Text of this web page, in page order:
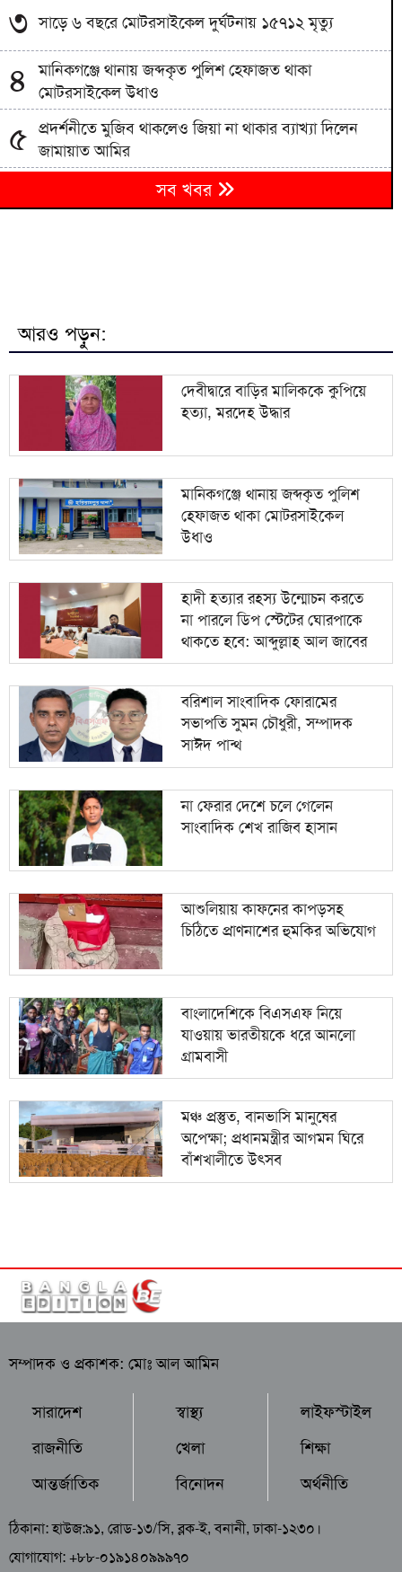
৩ সাড়ে ৬ বছরে মোটরসাইকেল দুর্ঘটনায় ১৫৭১২ মৃত্যু
৪
মানিকগঞ্জে থানায় জব্দকৃত পুলিশ হেফাজত থাকা
মোটরসাইকেল উধাও
৫ প্রদর্শনীতে মুজিব থাকলেও জিয়া না থাকার ব্যাখ্যা দিলেন
জামায়াত আমির
জামায়াতের প্রদর্শনীতে উঠে এলো ছাত্রদল নেতা আবিদের
জুলাইয়ের ভূমিকা
সম্পাদক সাঈদ পান্থ
৯
জামায়াত আমিরের
জ্বালানি খাত অস্থিতিশীল করতে একটি চক্র সক্রিয়:
প্রধানমন্ত্রী
সব খবর
আরও পড়ুন:
দেবীদ্বারে বাড়ির মালিককে কুপিয়ে
হত্যা, মরদেহ উদ্ধার
মানিকগঞ্জে থানায় জব্দকৃত পুলিশ
হেফাজত থাকা মোটরসাইকেল
উধাও
হাদী হত্যার রহস্য উন্মোচন করতে
না পারলে ডিপ স্টেটের ঘোরপাকে
থাকতে হবে: আব্দুল্লাহ আল জাবের
বরিশাল সাংবাদিক ফোরামের
সভাপতি সুমন চৌধুরী, সম্পাদক
সাঈদ পান্থ
না ফেরার দেশে চলে গেলেন
সাংবাদিক শেখ রাজিব হাসান
আশুলিয়ায় কাফনের কাপড়সহ
চিঠিতে প্রাণনাশের হুমকির অভিযোগ
বাংলাদেশিকে বিএসএফ নিয়ে
যাওয়ায় ভারতীয়কে ধরে আনলো
গ্রামবাসী
মঞ্চ প্রস্তুত, বানভাসি মানুষের
অপেক্ষা; প্রধানমন্ত্রীর আগমন ঘিরে
বাঁশখালীতে উৎসব
সম্পাদক ও প্রকাশক: মোঃ আল আমিন
সারাদেশ
রাজনীতি
আন্তর্জাতিক
স্বাস্থ্য
খেলা
বিনোদন
লাইফস্টাইল
শিক্ষা
অর্থনীতি
ঠিকানা: হাউজ:৯১, রোড-১৩/সি, ব্লক-ই, বনানী, ঢাকা-১২৩০।
যোগাযোগ: +৮৮-০১৯১৪০৯৯৯৭০